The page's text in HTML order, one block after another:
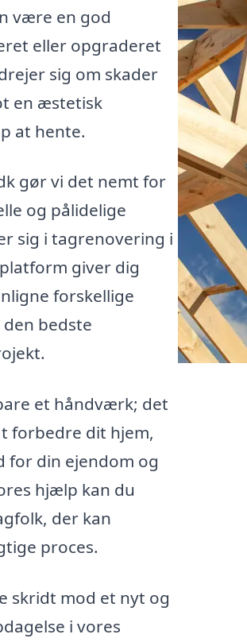
være en god
eller opgraderet
sig om skader
en æstetisk
at hente.
gør vi det nemt for
og pålidelige
sig i tagrenovering i
giver dig
forskellige
bedste
et håndværk; det
forbedre dit hjem,
for din ejendom og
hjælp kan du
der kan
proces.
skridt mod et nyt og
i vores